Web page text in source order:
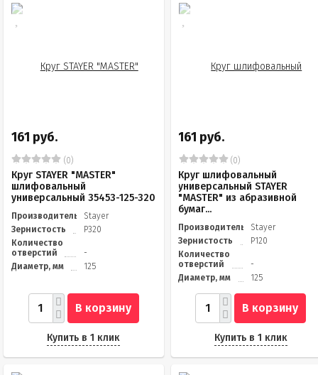
161 руб.
(0)
Круг STAYER "MASTER"
шлифовальный
универсальный 35453-125-320
Производитель
Stayer
Зернистость
Р320
Количество
отверстий
-
Диаметр, мм
125
В корзину
Купить в 1 клик
161 руб.
(0)
Круг шлифовальный
универсальный STAYER
"MASTER" из абразивной
бумаг...
Производитель
Stayer
Зернистость
Р120
Количество
отверстий
-
Диаметр, мм
125
В корзину
Купить в 1 клик